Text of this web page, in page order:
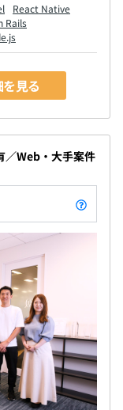
React Native
Rails
見る
／Web・大手案件